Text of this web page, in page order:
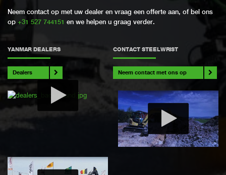
Neem contact op met uw dealer en vraag een offerte aan, of bel ons
op +31 527 744151 en we helpen u graag verder.
YANMAR DEALERS
Dealers
CONTACT STEELWRIST
Neem contact met ons op